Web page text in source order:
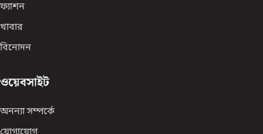
ফ্যাশন
খাবার
বিনোদন
ওয়েবসাইট
অনন্যা সম্পর্কে